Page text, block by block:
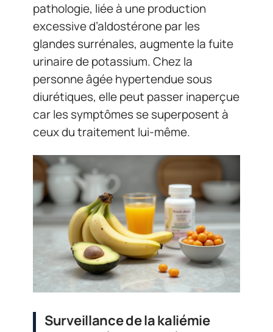
pathologie, liée à une production
excessive d’aldostérone par les
glandes surrénales, augmente la fuite
urinaire de potassium. Chez la
personne âgée hypertendue sous
diurétiques, elle peut passer inaperçue
car les symptômes se superposent à
ceux du traitement lui-même.
Surveillance de la kaliémie